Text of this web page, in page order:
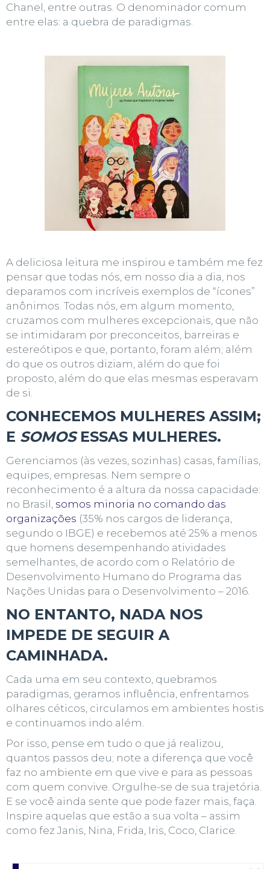
Chanel, entre outras. O denominador comum
entre elas: a quebra de paradigmas.
A deliciosa leitura me inspirou e também me fez
pensar que todas nós, em nosso dia a dia, nos
deparamos com incríveis exemplos de “ícones”
anônimos. Todas nós, em algum momento,
cruzamos com mulheres excepcionais, que não
se intimidaram por preconceitos, barreiras e
estereótipos e que, portanto, foram além; além
do que os outros diziam, além do que foi
proposto, além do que elas mesmas esperavam
de si.
CONHECEMOS MULHERES ASSIM;
E SOMOSESSAS MULHERES.
Gerenciamos (às vezes, sozinhas) casas, famílias,
equipes, empresas. Nem sempre o
reconhecimento é a altura da nossa capacidade:
no Brasil, somos minoria no comando das
organizações (35% nos cargos de liderança,
segundo o IBGE) e recebemos até 25% a menos
que homens desempenhando atividades
semelhantes, de acordo com o Relatório de
Desenvolvimento Humano do Programa das
Nações Unidas para o Desenvolvimento – 2016.
NO ENTANTO, NADA NOS
IMPEDE DE SEGUIR A
CAMINHADA.
Cada uma em seu contexto, quebramos
paradigmas, geramos influência, enfrentamos
olhares céticos, circulamos em ambientes hostis
e continuamos indo além.
Por isso, pense em tudo o que já realizou,
quantos passos deu; note a diferença que você
faz no ambiente em que vive e para as pessoas
com quem convive. Orgulhe-se de sua trajetória.
E se você ainda sente que pode fazer mais, faça.
Inspire aquelas que estão a sua volta – assim
como fez Janis, Nina, Frida, Iris, Coco, Clarice.